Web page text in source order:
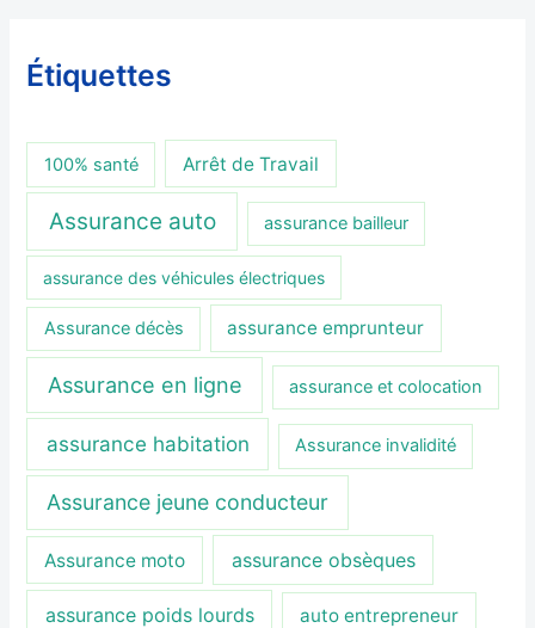
Étiquettes
100% santé Arrêt de Travail
Assurance auto assurance bailleur
assurance des véhicules électriques
Assurance décès assurance emprunteur
Assurance en ligne assurance et colocation
assurance habitation Assurance invalidité
Assurance jeune conducteur
Assurance moto assurance obsèques
assurance poids lourds auto entrepreneur